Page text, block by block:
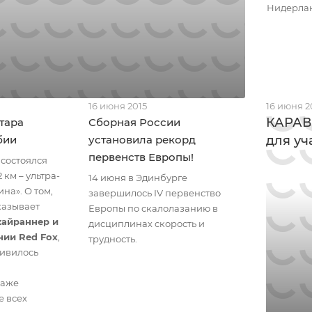
км – ультра-
О том,
и
Red Fox
всех
16 июня 2015
Сборная России
установила рекорд
первенств Европы!
14 июня в Эдинбурге
завершилось IV первенство
Европы по скалолазанию в
дисциплинах скорость и
трудность.
16 июня
для